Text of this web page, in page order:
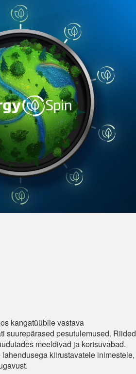
kangatüübile vastava
suurepärased pesutulemused. Riided
meeldivad ja kortsuvabad.
kiirustavatele inimestele,